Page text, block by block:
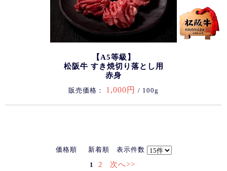
【A5等級】
松阪牛 すき焼切り落とし用
赤身
販売価格： 1,000円 / 100g
価格順 新着順 表示件数
1 2 次へ>>